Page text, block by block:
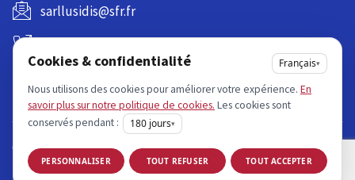
sarllusidis@sfr.fr
02 32 07 09 66
2 Rue Dumontier 27110 MARBEUF
Copyright © 2025 •
Tous droits réservés
Cookies & confidentialité Français▾
Nous utilisons des cookies pour améliorer votre expérience. En
savoir plus sur notre politique de cookies. Les cookies sont
conservés pendant :
180 jours▾
PERSONNALISER TOUT REFUSER TOUT ACCEPTER